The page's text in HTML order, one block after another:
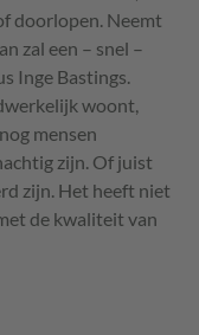
doorlopen. Neemt
zal een – snel –
Inge Bastings.
woont,
mensen
zijn. Of juist
zijn. Het heeft niet
de kwaliteit van